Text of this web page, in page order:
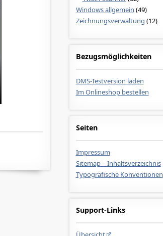
Windows allgemein (49)
Zeichnungsverwaltung (12)
Bezugsmöglichkeiten
DMS-Testversion laden
Im Onlineshop bestellen
Seiten
Impressum
Sitemap – Inhaltsverzeichnis
Typografische Konventionen
Support-Links